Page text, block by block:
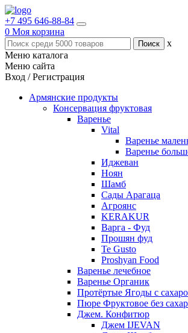
+7 495 646-88-84
0 Моя корзина
x
Меню каталога
Меню сайта
Вход / Регистрация
Армянские продукты
Консервация фруктовая
Варенье
Vital
Варенье
Варенье
Иджеван
Ноян
Шамб
Сады Арагаца
Агроянс
KERAKUR
Варга - Фуд
Прошян фуд
Te Gusto
Proshyan Food
Варенье лечебное
Варенье Органик
Протёртые Ягоды с
Пюре Фруктовое без
Джем. Конфитюр
Джем IJEVAN